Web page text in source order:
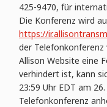
425-9470, für
Die Konferenz wird
https://
der
Allison Website eine
verhindert ist, kann
23:59 Uhr EDT am
Telefonkonferenz